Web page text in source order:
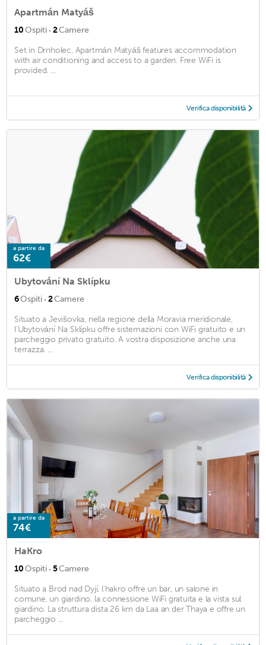
Apartmán Matyáš
10Ospiti · 2Camere
Set in Drnholec, Apartmán Matyáš features accommodation
with air conditioning and access to a garden. Free WiFi is
provided. ...
Verifica disponibilità
a partire da
62€
Ubytování Na Sklípku
6Ospiti · 2Camere
Situato a Jevišovka, nella regione della Moravia meridionale,
l'Ubytování Na Sklípku offre sistemazioni con WiFi gratuito e un
parcheggio privato gratuito. A vostra disposizione anche una
terrazza. ...
Verifica disponibilità
a partire da
74€
HaKro
10Ospiti · 5Camere
Situato a Brod nad Dyjí, l'hakro offre un bar, un salone in
comune, un giardino, la connessione WiFi gratuita e la vista sul
giardino. La struttura dista 26 km da Laa an der Thaya e offre un
parcheggio ...